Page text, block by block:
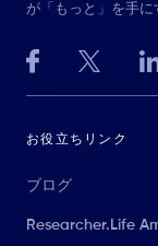
が「もっと」を手に
お役立ちリンク
ブログ
Researcher.Life